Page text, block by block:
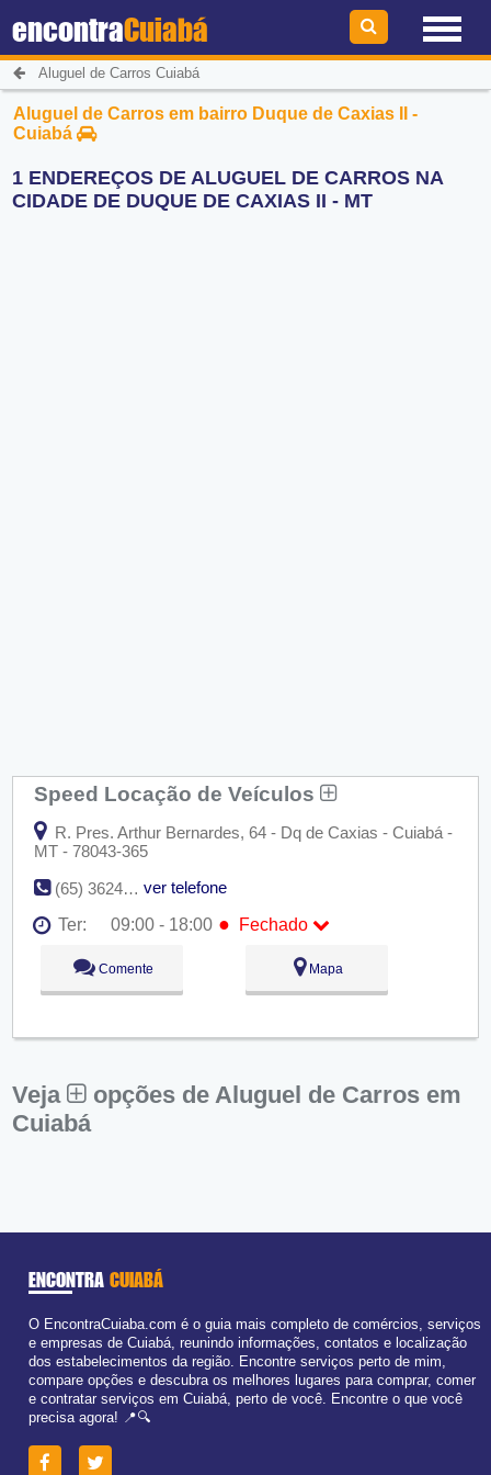
encontraCuiabá
Aluguel de Carros Cuiabá
Aluguel de Carros em bairro Duque de Caxias II -
Cuiabá
1 ENDEREÇOS DE ALUGUEL DE CARROS NA
CIDADE DE DUQUE DE CAXIAS II - MT
Speed Locação de Veículos
R. Pres. Arthur Bernardes, 64 - Dq de Caxias - Cuiabá -
MT - 78043-365
(65) 3624-2156
ver telefone
Ter:
09:00 - 18:00 ● Fechado
09:00 - 18:00
Fechado
Qua:
09:00 - 18:00
Sex:
09:00 - 18:00
Comente Mapa
Veja
opções de Aluguel de Carros em
Cuiabá
ENCONTRA CUIABÁ
O EncontraCuiaba.com é o guia mais completo de comércios, serviços
e empresas de Cuiabá, reunindo informações, contatos e localização
dos estabelecimentos da região. Encontre serviços perto de mim,
compare opções e descubra os melhores lugares para comprar, comer
e contratar serviços em Cuiabá, perto de você. Encontre o que você
precisa agora! 📍🔍